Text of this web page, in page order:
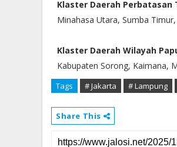
Klaster Daerah
Minahasa Utara, Sumba
Klaster Daerah Wilayah
Kabupaten Sorong, Kaimana,
Tags # Jakarta # Lampung
Share This